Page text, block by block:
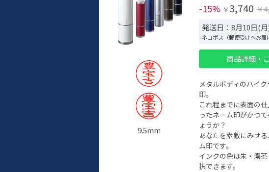
9.5mm
-15% ￥ 3,740 ￥
発送日：8月10日(
ネコポス（郵便受けへお届
商品詳細・
メタルボディのハイ
印。
これ程までに表面の
ったネーム印がかつ
ょうか？
あなたを素敵にみせ
ム印です。
インクの色は朱・濃
択できます。